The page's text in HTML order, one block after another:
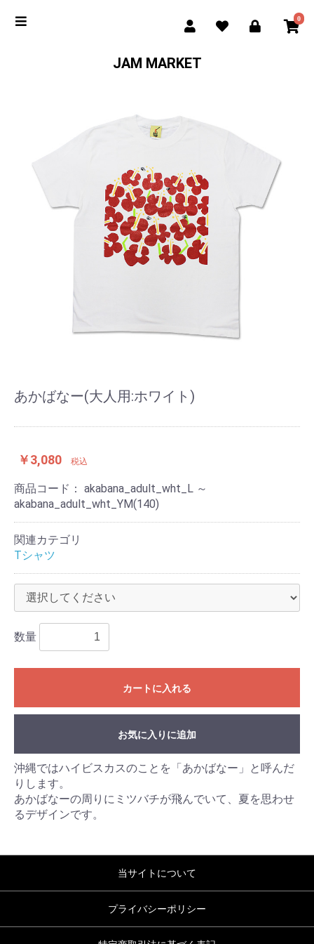
0
JAM MARKET
あかばなー(大人用:ホワイト)
￥3,080 税込
商品コード： akabana_adult_wht_L ～
akabana_adult_wht_YM(140)
関連カテゴリ
Tシャツ
数量
カートに入れる
お気に入りに追加
沖縄ではハイビスカスのことを「あかばなー」と呼んだ
りします。
あかばなーの周りにミツバチが飛んでいて、夏を思わせ
るデザインです。
当サイトについて
プライバシーポリシー